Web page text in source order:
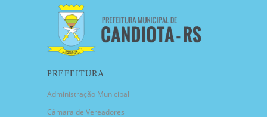
PREFEITURA
Administração Municipal
Câmara de Vereadores